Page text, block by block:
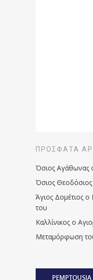
ΠΡΌΣΦΑΤΑ
Όσιος Αγάθωνας
Όσιος Θεοδόσιος
Άγιος Δομέτιος
του
Καλλίνικος ο
Μεταμόρφωση
PEMPTOUSIA